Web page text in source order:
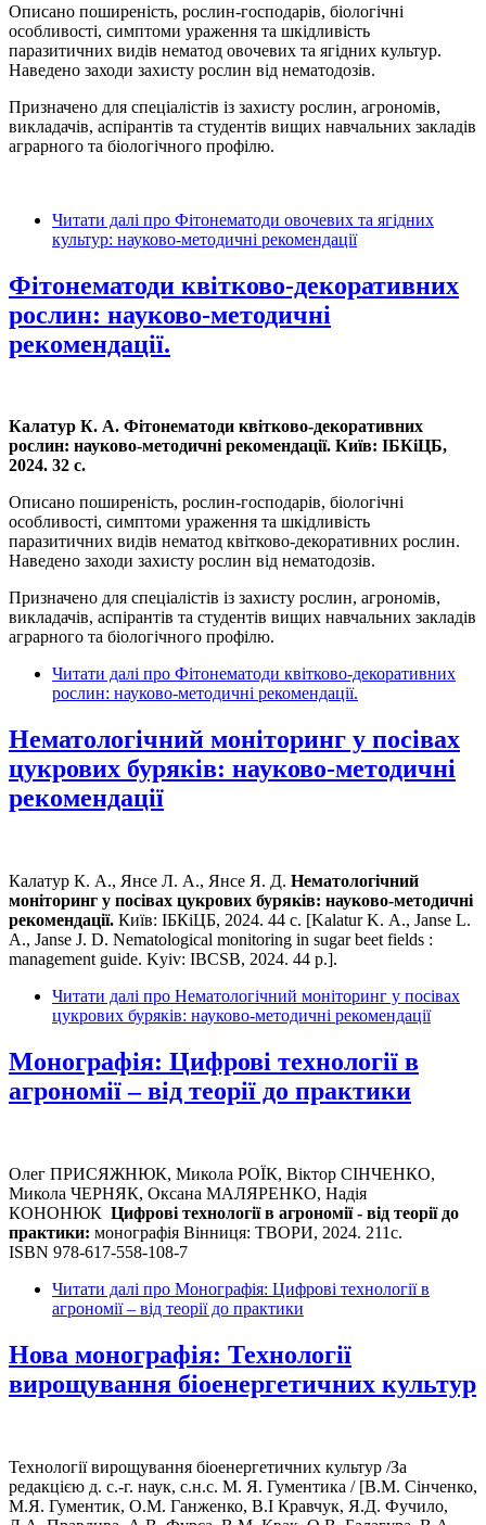
Описано поширеність, рослин-господарів, біологічні
особливості, симптоми ураження та шкідливість
паразитичних видів нематод овочевих та ягідних культур.
Наведено заходи захисту рослин від нематодозів.
Призначено для спеціалістів із захисту рослин, агрономів,
викладачів, аспірантів та студентів вищих навчальних закладів
аграрного та біологічного профілю.
Читати далі про Фітонематоди овочевих та ягідних
культур: науково-методичні рекомендації
Фітонематоди квітково-декоративних
рослин: науково-методичні
рекомендації.
Калатур К. А. Фітонематоди квітково-декоративних
рослин: науково-методичні рекомендації. Київ: ІБКіЦБ,
2024. 32 с.
Описано поширеність, рослин-господарів, біологічні
особливості, симптоми ураження та шкідливість
паразитичних видів нематод квітково-декоративних рослин.
Наведено заходи захисту рослин від нематодозів.
Призначено для спеціалістів із захисту рослин, агрономів,
викладачів, аспірантів та студентів вищих навчальних закладів
аграрного та біологічного профілю.
Читати далі про Фітонематоди квітково-декоративних
рослин: науково-методичні рекомендації.
Нематологічний моніторинг у посівах
цукрових буряків: науково-методичні
рекомендації
Калатур К. А., Янсе Л. А., Янсе Я. Д. Нематологічний
моніторинг у посівах цукрових буряків: науково-методичні
рекомендації. Київ: ІБКіЦБ, 2024. 44 с. [Kalatur K. А., Janse L.
А., Janse J. D. Nematological monitoring in sugar beet fields :
management guide. Kyiv: IBCSB, 2024. 44 р.].
Читати далі про Нематологічний моніторинг у посівах
цукрових буряків: науково-методичні рекомендації
Монографія: Цифрові технології в
агрономії – від теорії до практики
Олег ПРИСЯЖНЮК, Микола РОЇК, Віктор СІНЧЕНКО,
Микола ЧЕРНЯК, Оксана МАЛЯРЕНКО, Надія
КОНОНЮК Цифрові технології в агрономії - від теорії до
практики: монографія Вінниця: ТВОРИ, 2024. 211с.
ISBN 978-617-558-108-7
Читати далі про Монографія: Цифрові технології в
агрономії – від теорії до практики
Нова монографія: Технології
вирощування біоенергетичних культур
Технології вирощування біоенергетичних культур /За
редакцією д. с.-г. наук, с.н.с. М. Я. Гументика / [В.М. Сінченко,
М.Я. Гументик, О.М. Ганженко, В.І Кравчук, Я.Д. Фучило,